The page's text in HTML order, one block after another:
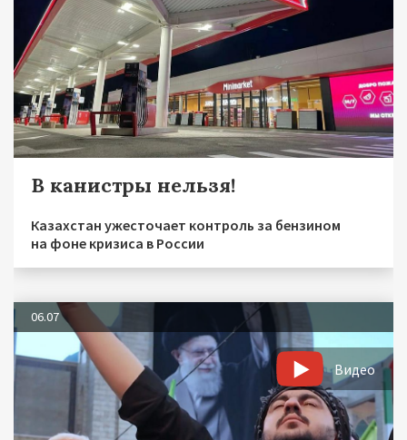
В канистры нельзя!
Казахстан ужесточает контроль за бензином
на фоне кризиса в России
06.07
Видео